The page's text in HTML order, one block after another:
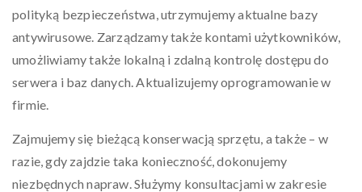
polityką bezpieczeństwa, utrzymujemy aktualne bazy
antywirusowe. Zarządzamy także kontami użytkowników,
umożliwiamy także lokalną i zdalną kontrolę dostępu do
serwera i baz danych. Aktualizujemy oprogramowanie w
firmie.
Zajmujemy się bieżącą konserwacją sprzętu, a także – w
razie, gdy zajdzie taka konieczność, dokonujemy
niezbędnych napraw. Służymy konsultacjami w zakresie